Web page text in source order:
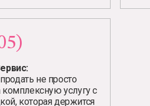
не просто
услугу с
которая держится